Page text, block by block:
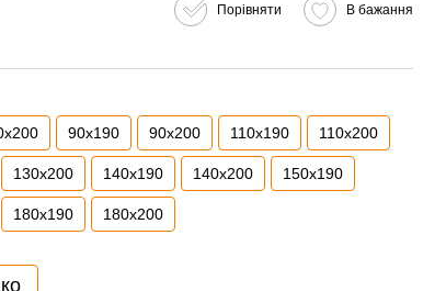
Порівняти В бажання
90x190 90x200 110x190 110x200
130x200 140x190 140x200 150x190
180x190 180x200